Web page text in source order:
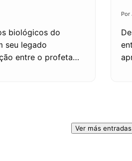
biológicos do
seu legado
entre o profeta…
Por
Ver más entradas